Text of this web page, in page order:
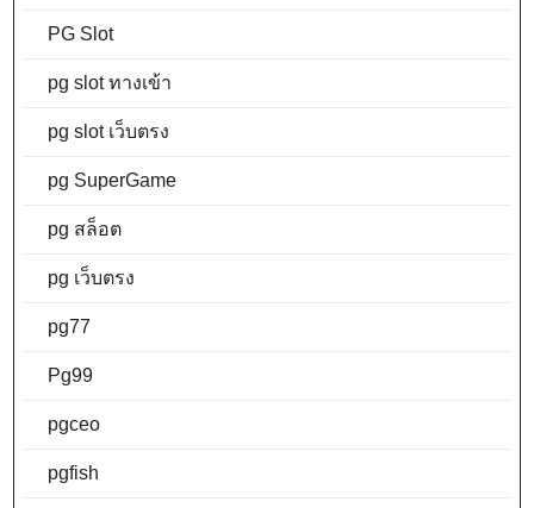
PG Slot
pg slot ทางเข้า
pg slot เว็บตรง
pg SuperGame
pg สล็อต
pg เว็บตรง
pg77
Pg99
pgceo
pgfish